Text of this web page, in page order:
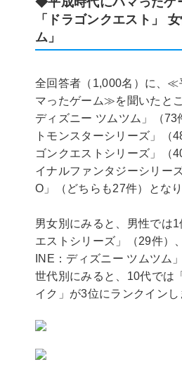
「ドラゴンクエスト」
ム」
全回答者（1,000名）に、≪
マったゲーム≫を聞いたと
ディズニー ツムツム」（73
トモンスターシリーズ」（
ゴンクエストシリーズ」（
イナルファンタジーシリー
O」（どちらも27件）となり
男女別にみると、男性では1
エストシリーズ」（29件）
INE：ディズニー ツムツム
世代別にみると、10代では
イク」が3位にランクインし